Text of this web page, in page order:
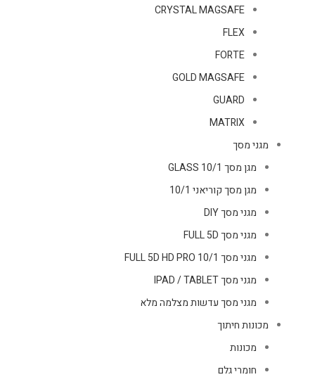
CRYSTAL MAGSAFE
FLEX
FORTE
GOLD MAGSAFE
GUARD
MATRIX
מגני מסך
מגן מסך GLASS 10/1
מגן מסך קוריאני 10/1
מגני מסך DIY
מגני מסך FULL 5D
מגני מסך FULL 5D HD PRO 10/1
מגני מסך IPAD / TABLET
מגני מסך עדשות מצלמה מלא
מכונות חיתוך
מכונות
חומרי גלם